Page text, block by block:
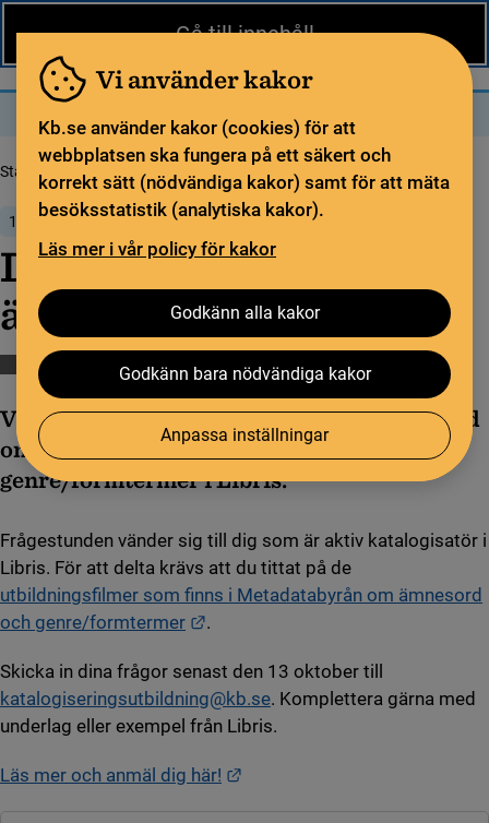
Gå till innehåll
Vi använder kakor
Kb.se använder kakor (cookies) för att
webbplatsen ska fungera på ett säkert och
korrekt sätt (nödvändiga kakor) samt för att mäta
besöksstatistik (analytiska kakor).
Läs mer i vår policy för kakor
Godkänn alla kakor
Godkänn bara nödvändiga kakor
Anpassa inställningar
Startsida Nytt från KB Digi­tal frågestund om ämnesord i Libris
14 september 2022
Digi­tal frågestund om
ämnesord i Libris
Libris
Välkommen att delta på en digital frågestund
om indexering med ämnesord och
genre/formtermer i Libris.
Frågestunden vänder sig till dig som är aktiv katalogisatör i
Libris. För att delta krävs att du tittat på de
utbildningsfilmer som finns i Metadatabyrån om ämnesord
och genre/formtermer
Länk till annan webbplats.
.
Skicka in dina frågor senast den 13 oktober till
katalogiseringsutbildning@kb.se. Komplettera gärna med
underlag eller exempel från Libris.
Läs mer och anmäl dig här!